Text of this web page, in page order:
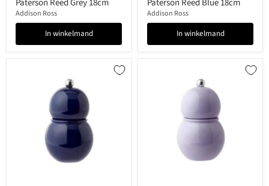
Paterson Reed Grey 18cm
Addison Ross
In winkelmand
Paterson Reed Blue 18cm
Addison Ross
In winkelmand